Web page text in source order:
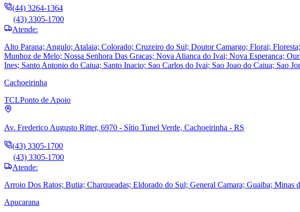
(44) 3264-1364
(43) 3305-1700
Atende:
Alto Parana; Angulo; Atalaia; Colorado; Cruzeiro do Sul; Doutor Camargo; Florai;
Munhoz de Melo; Nossa Senhora Das Gracas; Nova Alianca do Ivai; Nova Esperanca;
Ines; Santo Antonio do Caiua; Santo Inacio; Sao Carlos do Ivai; Sao Joao do Caiua; Sao
Cachoeirinha
TCLPonto de Apoio
Av. Frederico Augusto Ritter, 6970 - Sítio Tunel Verde, Cachoeirinha - RS
(43) 3305-1700
(43) 3305-1700
Atende:
Arroio Dos Ratos; Butia; Charqueadas; Eldorado do Sul; General Camara; Guaiba; Minas
Apucarana